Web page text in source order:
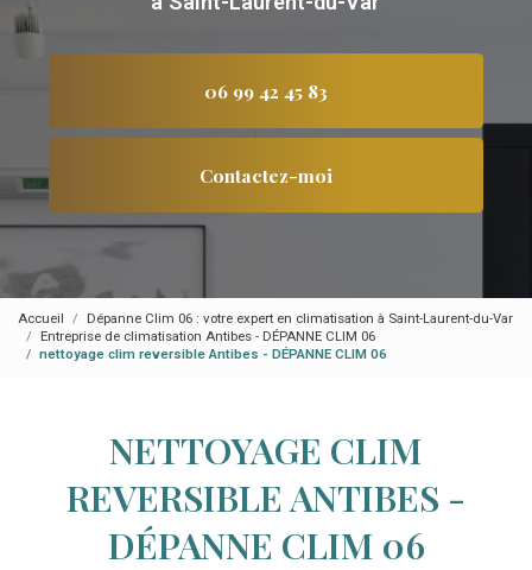
06 99 42 45 83
Contactez-moi
Accueil
Dépanne Clim 06 : votre expert en climatisation à Saint-Laurent-du-Var
Entreprise de climatisation Antibes - DÉPANNE CLIM 06
nettoyage clim reversible Antibes - DÉPANNE CLIM 06
NETTOYAGE CLIM
REVERSIBLE ANTIBES -
DÉPANNE CLIM 06